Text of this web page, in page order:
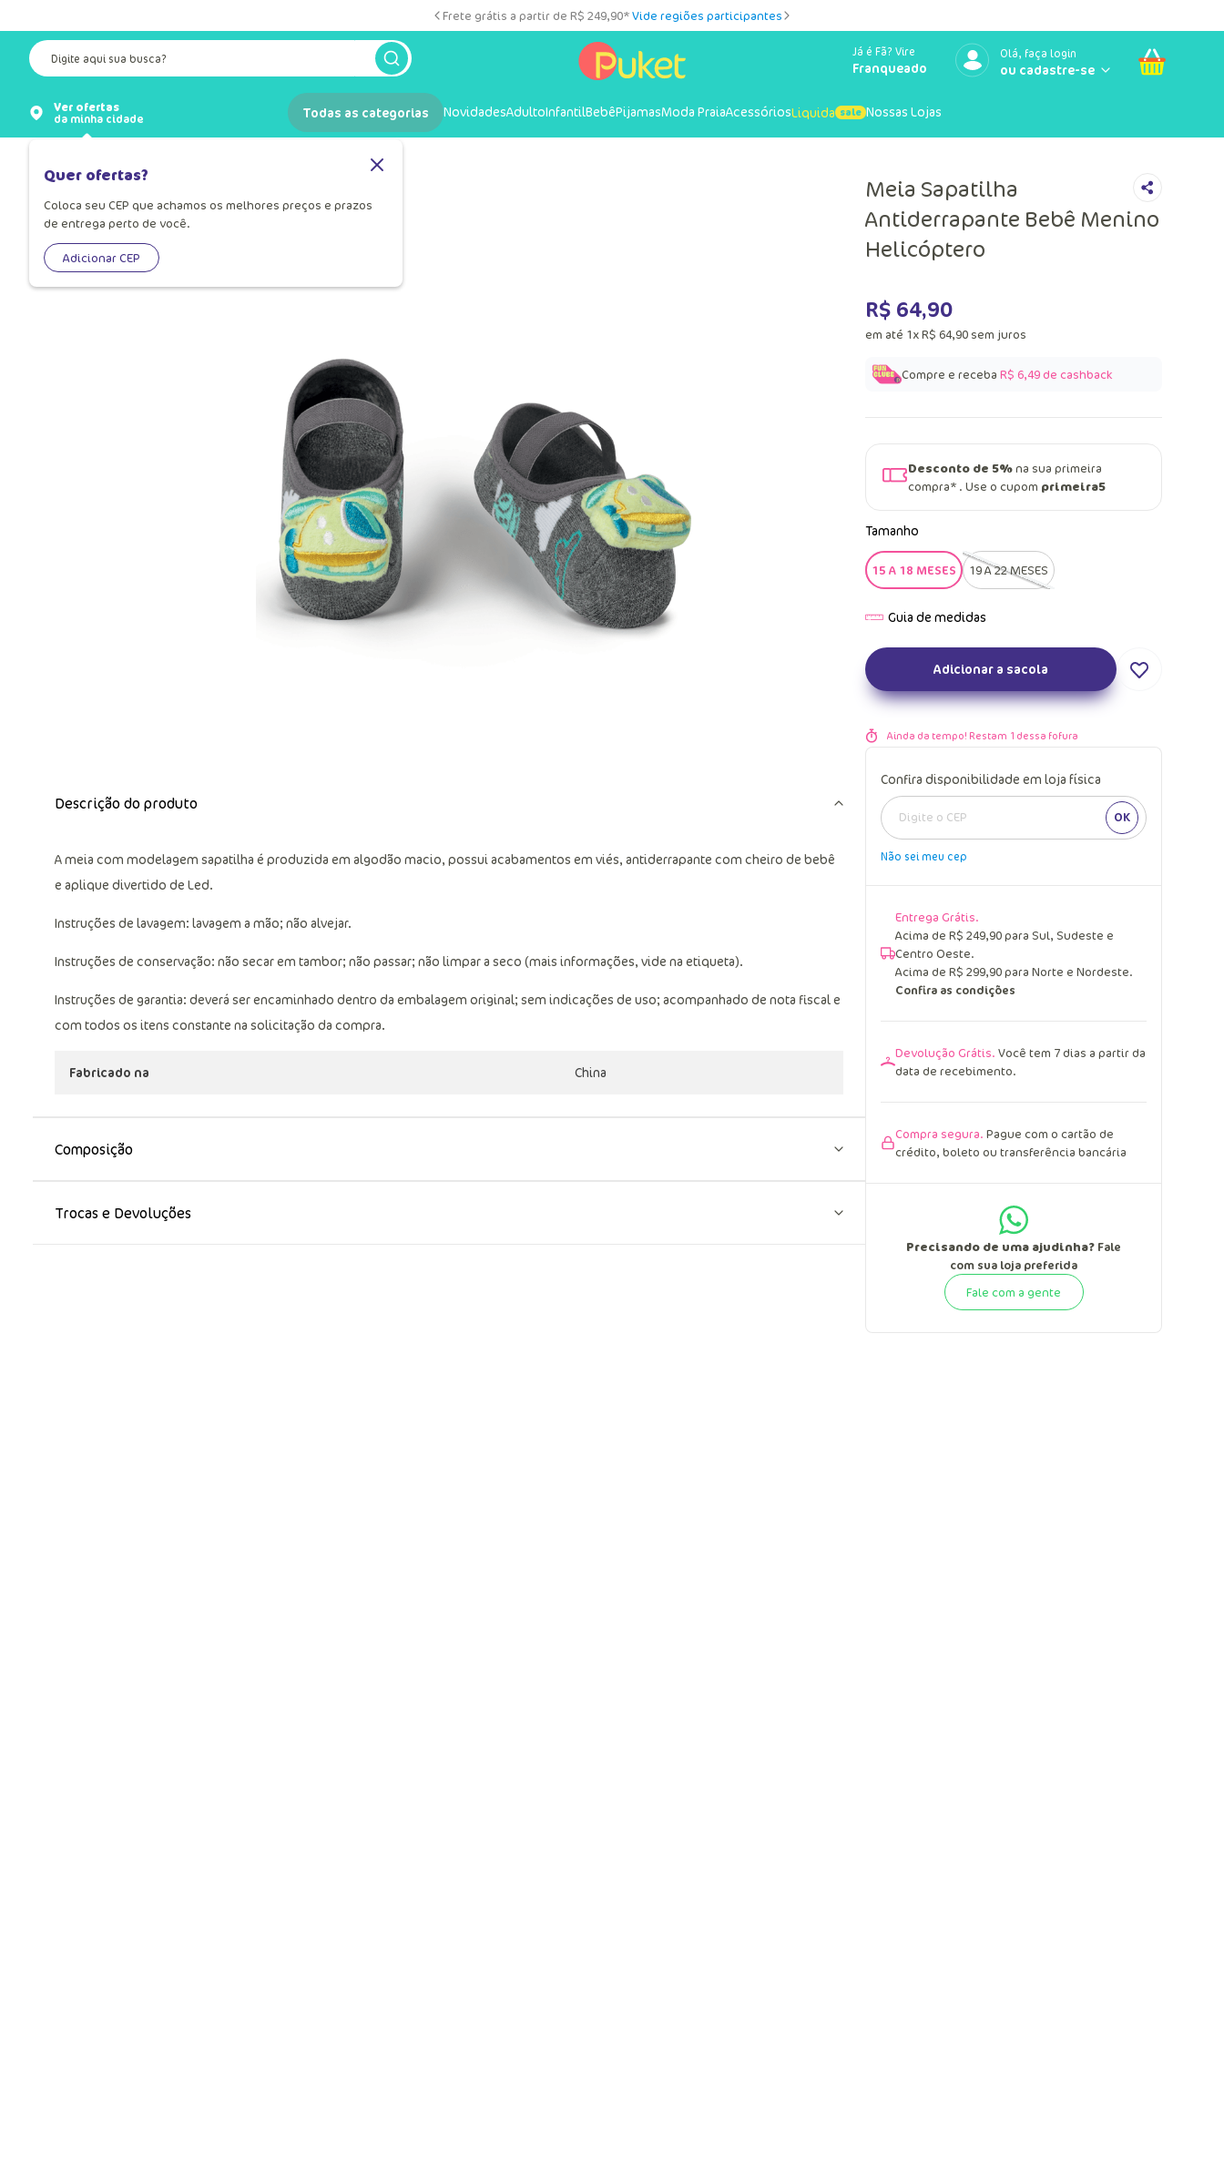
Frete grátis a partir de R$ 249,90*Vide regiões participantes
Digite aqui sua busca? Já é Fã? Vire
Franqueado
Olá, faça login
Ver ofertas
da minha cidade
Quer ofertas?
Coloca seu CEP que achamos os melhores preços e prazos
de entrega perto de você.
Adicionar CEP
Todas as categorias NovidadesAdultoInfantilBebêPijamasModa PraiaAcessóriosLiquida Nossas Lojas
Descrição do produto
A meia com modelagem sapatilha é produzida em algodão macio, possui acabamentos em viés, antiderrapante com cheiro de bebê
e aplique divertido de Led.
Instruções de lavagem: lavagem a mão; não alvejar.
Instruções de conservação: não secar em tambor; não passar; não limpar a seco (mais informações, vide na etiqueta).
Instruções de garantia: deverá ser encaminhado dentro da embalagem original; sem indicações de uso; acompanhado de nota fiscal e
com todos os itens constante na solicitação da compra.
Fabricado na China
Composição
Trocas e Devoluções
Meia Sapatilha
Antiderrapante Bebê Menino
Helicóptero
R$ 64,90
em até 1xR$ 64,90 sem juros
Compre e receba R$ 6,49de cashback
Desconto de 5%na sua primeira
compra* . Use o cupom primeira5
Tamanho
15 A 18 MESES 19 A 22 MESES
Adicionar a sacola
Ainda da tempo! Restam 1 dessa fofura
Confira disponibilidade em loja física
OK
Não sei meu cep
Entrega Grátis.
Acima de R$ 249,90 para Sul, Sudeste e
Centro Oeste.
Acima de R$ 299,90 para Norte e Nordeste.
Confira as condições
Devolução Grátis. Você tem 7 dias a partir da
data de recebimento.
Compra segura. Pague com o cartão de
crédito, boleto ou transferência bancária
Precisando de uma ajudinha? Fale
com sua loja preferida
Fale com a gente